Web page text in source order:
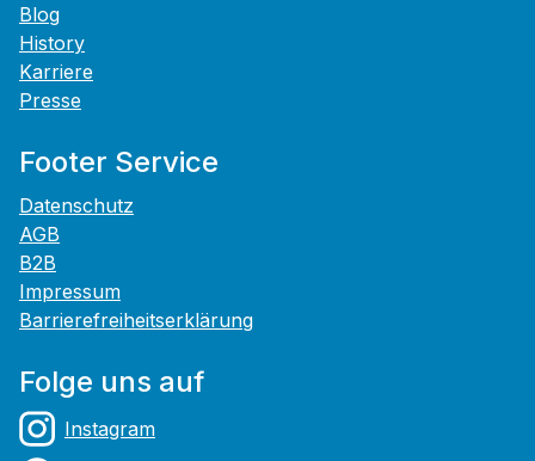
Blog
History
Karriere
Presse
Footer Service
Datenschutz
AGB
B2B
Impressum
Barrierefreiheitserklärung
Folge uns auf
Instagram